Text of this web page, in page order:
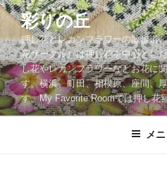
コ
ン
テ
ン
ツ
へ
ス
彩りの丘
押し花とレカンフラワーの散歩道
花サークル）は押し花を中心とし
し花やレカンフラワーなどお花に
す。横浜、町田、相模原、座間、
す。My Favorite Roomでは押し花
メ